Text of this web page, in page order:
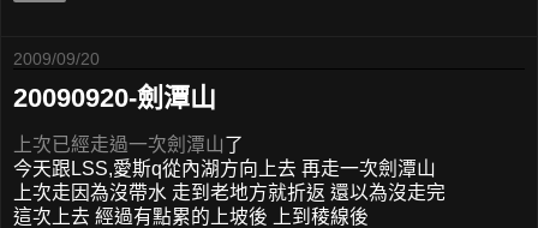
2009/09/20
20090920-劍潭山
上次已經走過一次劍潭山了
今天跟LSS,愛斯q從內湖方向上去 再走一次劍潭山
上次走因為沒帶水 走到老地方就折返 還以為沒走完
這次上去 經過有點累的上坡後 上到稜線後